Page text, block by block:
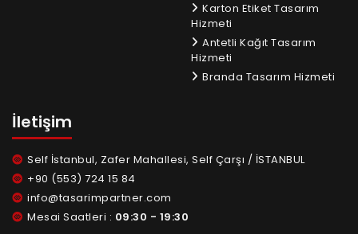
Karton Etiket Tasarım
Hizmeti
Antetli Kağıt Tasarım
Hizmeti
Branda Tasarım Hizmeti
İletişim
Self İstanbul, Zafer Mahallesi, Self Çarşı / İSTANBUL
+90 (553) 724 15 84
info@tasarimpartner.com
Mesai Saatleri : 09:30 - 19:30